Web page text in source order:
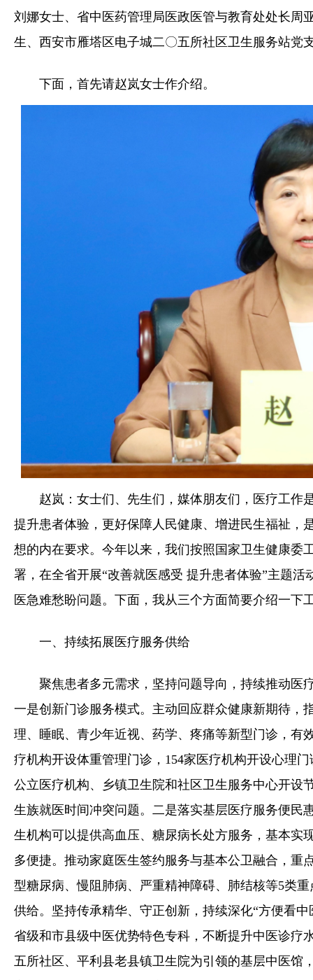
刘娜女士、省中医药管理局医政医管与教育处处长周
生、西安市雁塔区电子城二〇五所社区卫生服务站党
下面，首先请赵岚女士作介绍。
赵岚：女士们、先生们，媒体朋友们，医疗工作
提升患者体验，更好保障人民健康、增进民生福祉，
想的内在要求。今年以来，我们按照国家卫生健康委
署，在全省开展“改善就医感受 提升患者体验”主题
医急难愁盼问题。下面，我从三个方面简要介绍一下
一、持续拓展医疗服务供给
聚焦患者多元需求，坚持问题导向，持续推动医
一是创新门诊服务模式。主动回应群众健康新期待，
理、睡眠、青少年近视、药学、疼痛等新型门诊，有
疗机构开设体重管理门诊，154家医疗机构开设心理
公立医疗机构、乡镇卫生院和社区卫生服务中心开设
生族就医时间冲突问题。二是落实基层医疗服务便民
生机构可以提供高血压、糖尿病长处方服务，基本实
多便捷。推动家庭医生签约服务与基本公卫融合，重
型糖尿病、慢阻肺病、严重精神障碍、肺结核等5类
供给。坚持传承精华、守正创新，持续深化“方便看
省级和市县级中医优势特色专科，不断提升中医诊疗
五所社区、平利县老县镇卫生院为引领的基层中医馆